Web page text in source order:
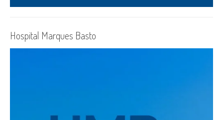
Hospital Marques Basto